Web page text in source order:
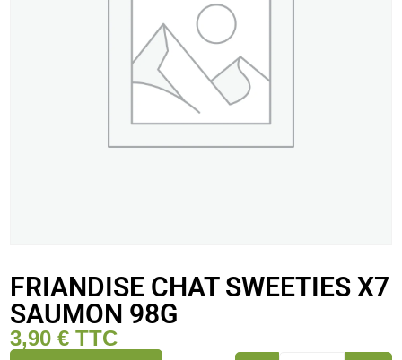
FRIANDISE CHAT SWEETIES X7
SAUMON 98G
3,90€ TTC